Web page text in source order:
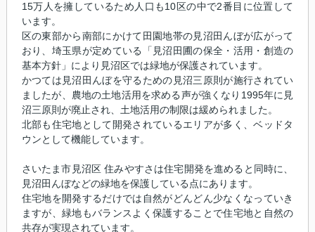
15万人を擁しているため人口も10区の中で2番目に位置して
います。
区の東部から南部にかけて田園地帯の見沼田んぼが広がって
おり、埼玉県が定めている「見沼田圃の保全・活用・創造の
基本方針」により見沼区では緑地が保護されています。
かつては見沼田んぼを守るための見沼三原則が施行されてい
ましたが、農地の土地活用を求める声が強くなり1995年に見
沼三原則が廃止され、土地活用の制限は緩められました。
北部も住宅地として開発されているエリアが多く、ベッドタ
ウンとして機能しています。
さいたま市見沼区 住みやすさは住宅開発を進めると同時に、
見沼田んぼなどの緑地を保護している点にあります。
住宅地を開発するだけでは自然がどんどん少なくなっていき
ますが、緑地もバランスよく保護することで住宅地と自然の
共存が実現されています。